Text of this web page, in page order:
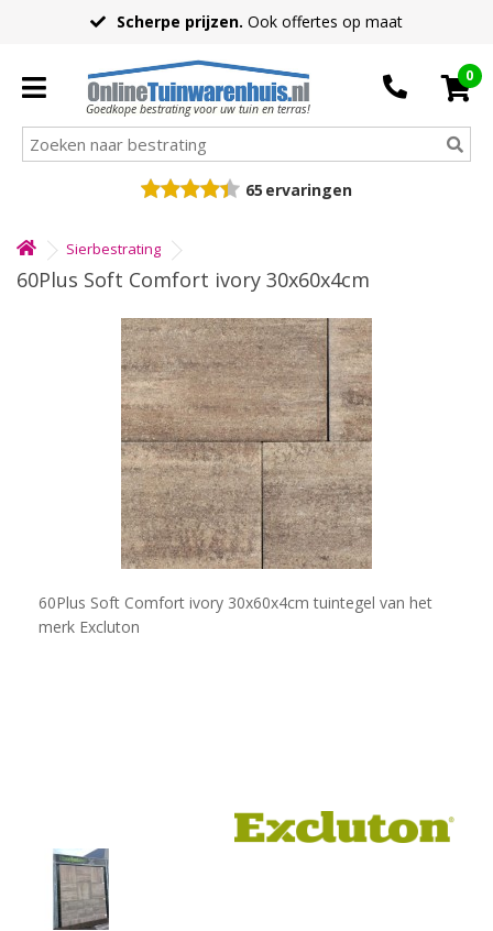
Scherpe prijzen. Ook offertes op maat
Goedkope bestrating voor uw tuin en terras!
0
65 ervaringen
Sierbestrating
60Plus Soft Comfort ivory 30x60x4cm
60Plus Soft Comfort ivory 30x60x4cm​ tuintegel van het
merk Excluton